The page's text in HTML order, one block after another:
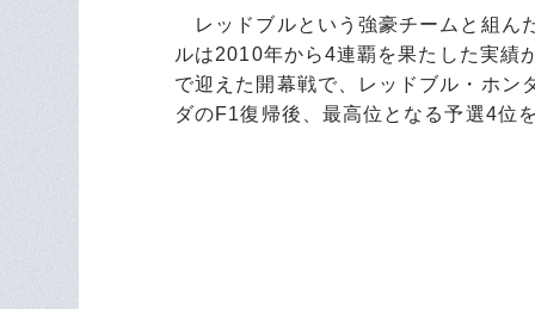
レッドブルという強豪チームと組ん
ルは2010年から4連覇を果たした実績
で迎えた開幕戦で、レッドブル・ホン
ダのF1復帰後、最高位となる予選4位